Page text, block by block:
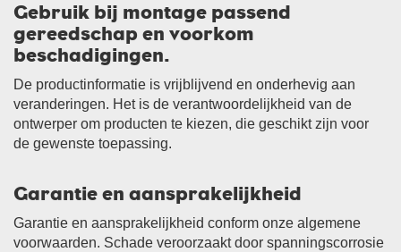
Gebruik bij montage passend
gereedschap en voorkom
beschadigingen.
De productinformatie is vrijblijvend en onderhevig aan
veranderingen. Het is de verantwoordelijkheid van de
ontwerper om producten te kiezen, die geschikt zijn voor
de gewenste toepassing.
Garantie en aansprakelijkheid
Garantie en aansprakelijkheid conform onze algemene
voorwaarden. Schade veroorzaakt door spanningscorrosie